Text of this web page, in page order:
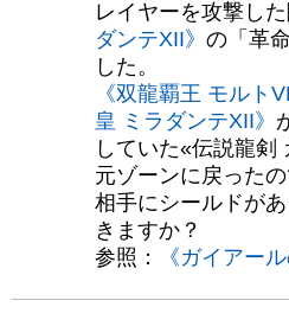
レイヤーを攻撃した
ダンテXII》 の「革
した。
《双龍覇王 モルト
皇 ミラダンテXII》
していた«伝説龍剣
元ゾーンに戻った
相手にシールドが
きますか？
参照：
《ガイアー